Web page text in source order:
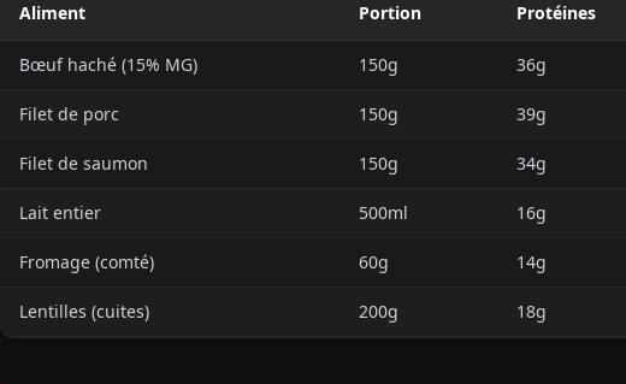
Aliment Portion Protéines
Bœuf haché (15% MG) 150g 36g
Filet de porc 150g 39g
Filet de saumon 150g 34g
Lait entier 500ml 16g
Fromage (comté) 60g 14g
Lentilles (cuites) 200g 18g